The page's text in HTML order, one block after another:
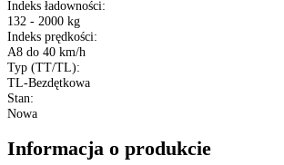
TR-110 TRACTOR
Sezon :
Opony Całoroczne
Rozmiar:
380/70 R20
XL (Extra Load)
Nie
Konstrukcja
Opony radialne